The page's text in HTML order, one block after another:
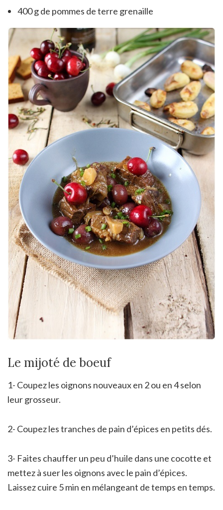
400 g de pommes de terre grenaille
Le mijoté de boeuf
1- Coupez les oignons nouveaux en 2 ou en 4 selon
leur grosseur.
2- Coupez les tranches de pain d’épices en petits dés.
3- Faites chauffer un peu d’huile dans une cocotte et
mettez à suer les oignons avec le pain d’épices.
Laissez cuire 5 min en mélangeant de temps en temps.